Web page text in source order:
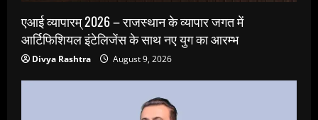
एआई व्यापारम् 2026 – राजस्थान के व्यापार जगत में
आर्टिफिशियल इंटेलिजेंस के साथ नए युग का आरम्भ
Divya Rashtra August 9, 2026